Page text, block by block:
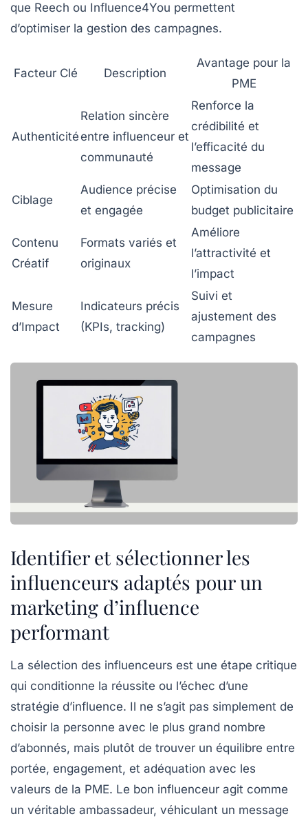
que Reech ou Influence4You permettent
d’optimiser la gestion des campagnes.
Facteur Clé Description
Avantage pour la
PME
Authenticité
Relation sincère
entre influenceur et
communauté
Renforce la
crédibilité et
l’efficacité du
message
Ciblage
Audience précise
et engagée
Optimisation du
budget publicitaire
Contenu
Créatif
Formats variés et
originaux
Améliore
l’attractivité et
l’impact
Mesure
d’Impact
Indicateurs précis
(KPIs, tracking)
Suivi et
ajustement des
campagnes
Identifier et sélectionner les
influenceurs adaptés pour un
marketing d’influence
performant
La sélection des influenceurs est une étape critique
qui conditionne la réussite ou l’échec d’une
stratégie d’influence. Il ne s’agit pas simplement de
choisir la personne avec le plus grand nombre
d’abonnés, mais plutôt de trouver un équilibre entre
portée, engagement, et adéquation avec les
valeurs de la PME. Le bon influenceur agit comme
un véritable ambassadeur, véhiculant un message